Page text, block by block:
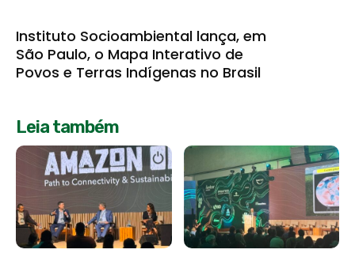
Instituto Socioambiental lança, em
São Paulo, o Mapa Interativo de
Povos e Terras Indígenas no Brasil
Leia também